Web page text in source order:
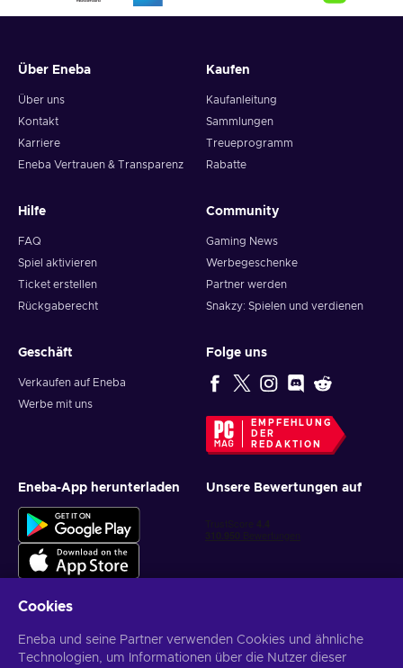
Über Eneba
Über uns
Kontakt
Karriere
Eneba Vertrauen & Transparenz
Kaufen
Kaufanleitung
Sammlungen
Treueprogramm
Rabatte
Hilfe
FAQ
Spiel aktivieren
Ticket erstellen
Rückgaberecht
Community
Gaming News
Werbegeschenke
Partner werden
Snakzy: Spielen und verdienen
Geschäft
Verkaufen auf Eneba
Werbe mit uns
Folge uns
EMPFEHLUNG
DER
REDAKTION
Eneba-App herunterladen Unsere Bewertungen auf
Cookies
Eneba und seine Partner verwenden Cookies und ähnliche
Technologien, um Informationen über die Nutzer dieser